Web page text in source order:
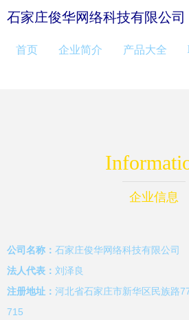
石家庄俊华网络科技有限公司
首页 企业简介 产品大全
企业信息
公司名称： 石家庄俊华网络科技有限公司
法人代表： 刘泽良
注册地址： 河北省石家庄市新华区民族路
715